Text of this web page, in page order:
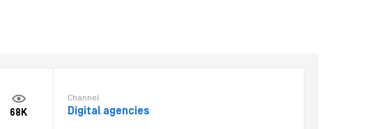
68K
Channel
Digital agencies